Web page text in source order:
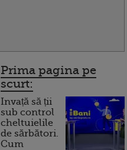
Prima pagina pe
scurt:
Invață să ții
sub control
cheltuielile
de sărbători.
Cum